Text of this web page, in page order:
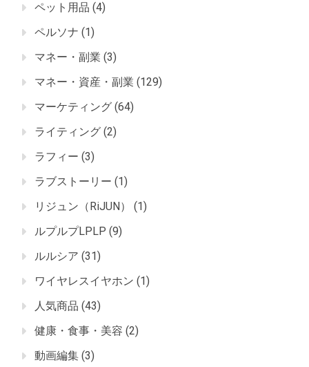
ペット用品 (4)
ペルソナ (1)
マネー・副業 (3)
マネー・資産・副業 (129)
マーケティング (64)
ライティング (2)
ラフィー (3)
ラブストーリー (1)
リジュン（RiJUN）
(1)
ルプルプLPLP (9)
ルルシア (31)
ワイヤレスイヤホン (1)
人気商品 (43)
健康・食事・美容 (2)
動画編集 (3)